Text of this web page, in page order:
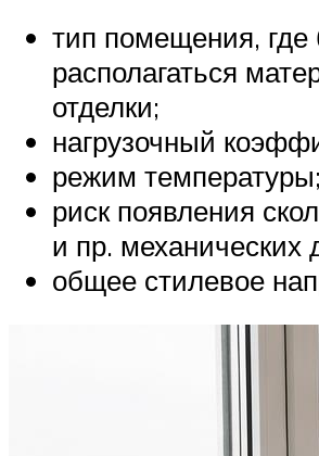
тип помещения, где
располагаться
отделки;
нагрузочный
режим температуры;
риск появления
и пр. механических
общее стилевое